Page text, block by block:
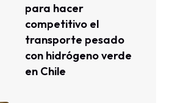
para hacer
competitivo el
transporte pesado
con hidrógeno verde
en Chile